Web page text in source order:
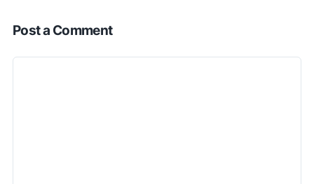
Post a Comment